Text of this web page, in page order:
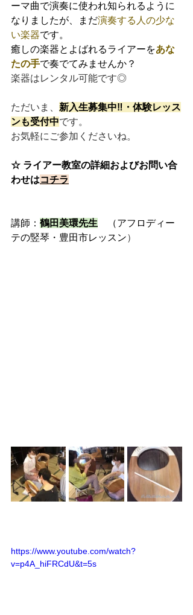
ーマ曲で演奏に使われ知られるように
なりましたが、まだ演奏する人の少な
い楽器です。
癒しの楽器とよばれるライアーをあな
たの手で奏でてみませんか？
楽器はレンタル可能です◎
ただいま、 新入生募集中‼・体験レッス
ンも受付中です。
お気軽にご参加くださいね。
☆ ライアー教室の詳細およびお問い合
わせはコチラ
講師： 鶴田美環先生 （アフロディー
テの竪琴・豊田市レッスン）
https://www.youtube.com/watch?
v=p4A_hiFRCdU&t=5s